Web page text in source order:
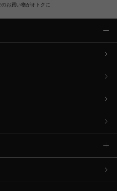
お買い物がオトクに